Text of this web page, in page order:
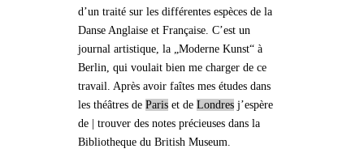
d’un traité sur les différentes espèces de la
Danse Anglaise et Française. C’est un
journal artistique, la
„Moderne Kunst“ à
Berlin, qui voulait bien me charger de ce
travail. Après avoir faîtes mes études dans
les théâtres deParis et deLondres j’espère
de | trouver des notes précieuses dans la
Bibliotheque du British Museum.